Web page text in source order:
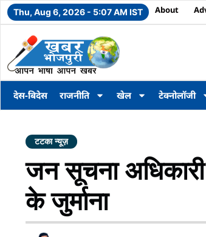
Thu, Aug 6, 2026 - 5:07 AM IST About
देस-बिदेस राजनीति खेल टेक्नोलॉजी
टटका न्यूज़
जन सूचना
के जुर्माना